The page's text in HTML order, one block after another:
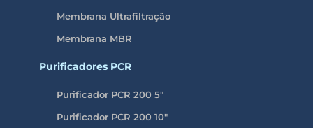
Membrana Ultrafiltração
Membrana MBR
Purificadores PCR
Purificador PCR 200 5″
Purificador PCR 200 10″